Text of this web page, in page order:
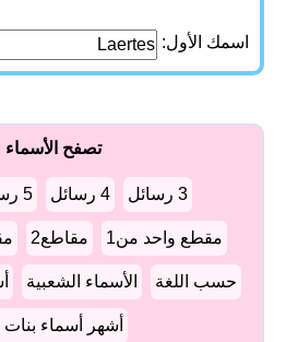
اسمك الأول:
تصفح الأسماء
3 رسائل 4 رسائل 5 رسائل
مقطع واحد من1 مقاطع2
حسب اللغة الأسماء الشعبية
أشهر أسماء بنات 2019